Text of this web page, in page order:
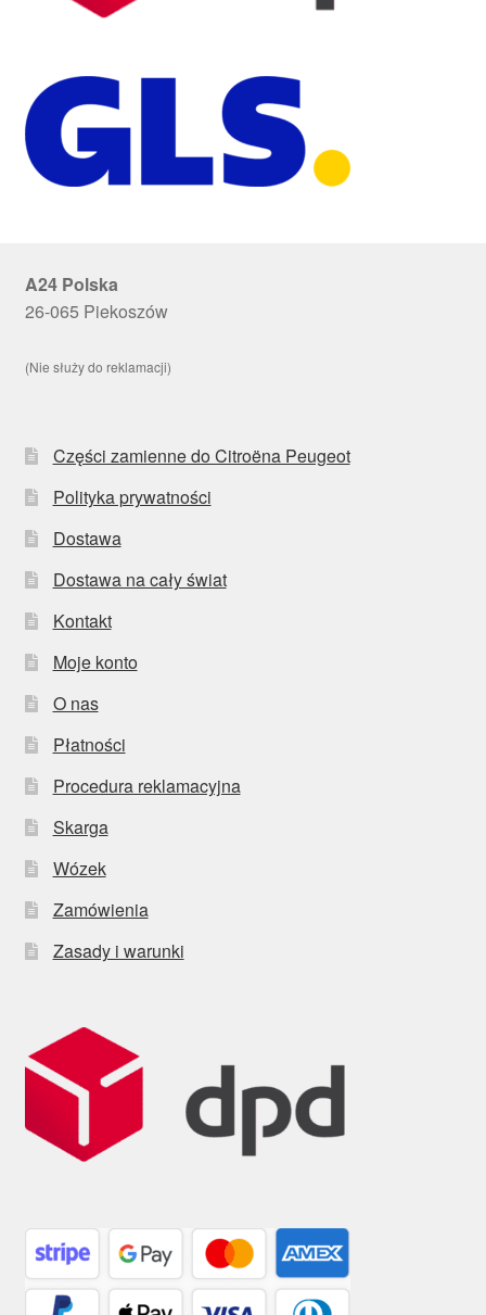
A24 Polska
26-065 Piekoszów
(Nie służy do reklamacji)
Części zamienne do Citroëna Peugeot
Polityka prywatności
Dostawa
Dostawa na cały świat
Kontakt
Moje konto
O nas
Płatności
Procedura reklamacyjna
Skarga
Wózek
Zamówienia
Zasady i warunki